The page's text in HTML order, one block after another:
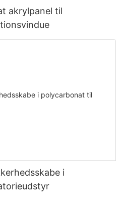
akrylpanel til
i